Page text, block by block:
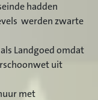
hadden
werden zwarte
Landgoed omdat
uit
met